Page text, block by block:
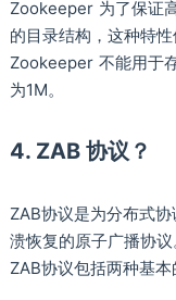
Zookeeper 为了保证
的目录结构，这种特
Zookeeper 不能用于
为1M。
4. ZAB 协议？
ZAB协议是为分布式
溃恢复的原子广播协议
ZAB协议包括两种基本